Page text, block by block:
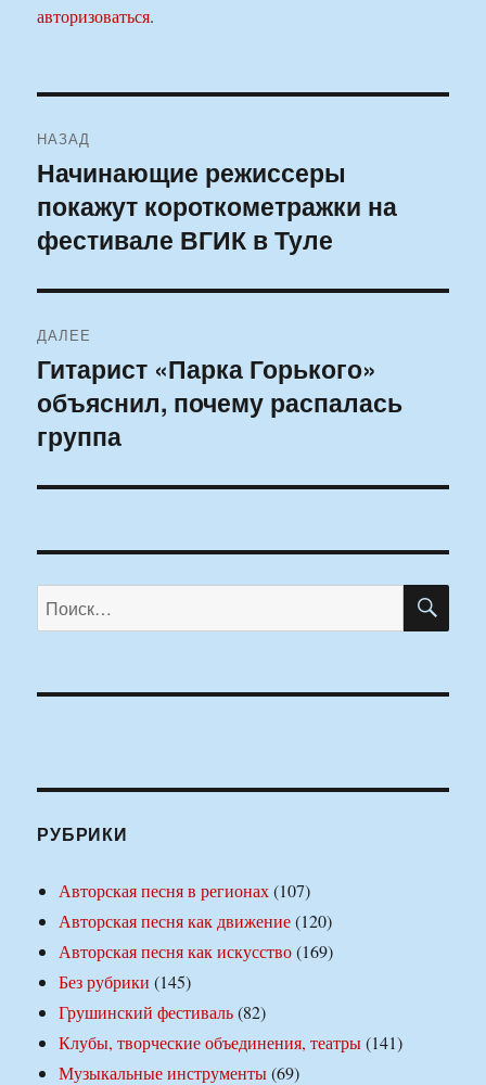
авторизоваться.
по
записям
НАЗАД
Предыдущая
запись:
Начинающие режиссеры
покажут короткометражки на
фестивале ВГИК в Туле
ДАЛЕЕ
Следующая
запись:
Гитарист «Парка Горького»
объяснил, почему распалась
группа
Искать:
РУБРИКИ
Авторская песня в регионах(107)
Авторская песня как движение(120)
Авторская песня как искусство(169)
Без рубрики (145)
Грушинский фестиваль(82)
Клубы, творческие объединения, театры(141)
Музыкальные инструменты(69)